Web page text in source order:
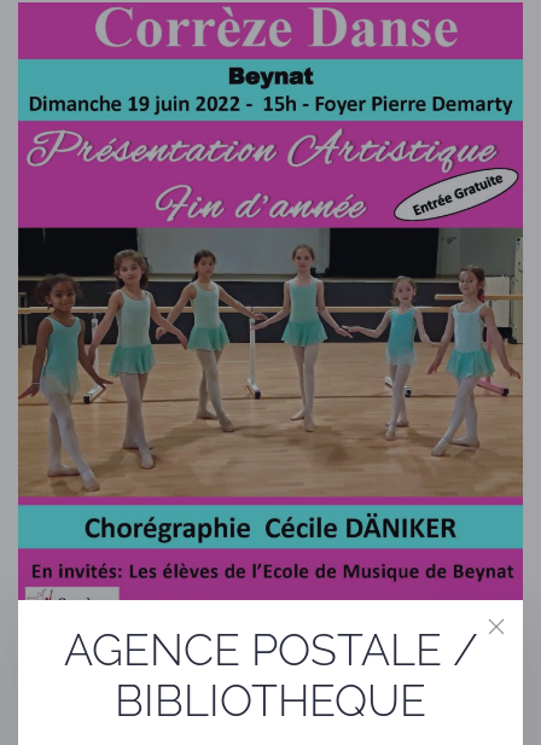
AGENCE POSTALE /
BIBLIOTHEQUE